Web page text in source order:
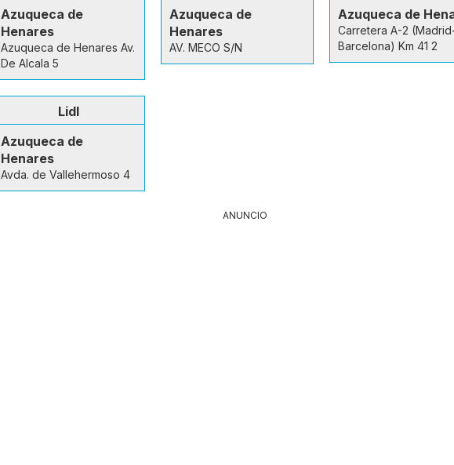
Azuqueca de
Henares
Azuqueca de Henares Av.
De Alcala 5
Azuqueca de
Henares
AV. MECO S/N
Azuqueca de
Carretera A-2
Barcelona) Km 41 2
Lidl
Azuqueca de
Henares
Avda. de Vallehermoso 4
ANUNCIO